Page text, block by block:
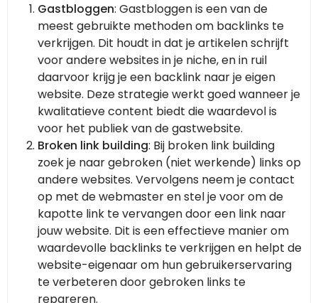
Gastbloggen: Gastbloggen is een van de
meest gebruikte methoden om backlinks te
verkrijgen. Dit houdt in dat je artikelen schrijft
voor andere websites in je niche, en in ruil
daarvoor krijg je een backlink naar je eigen
website. Deze strategie werkt goed wanneer je
kwalitatieve content biedt die waardevol is
voor het publiek van de gastwebsite.
Broken link building: Bij broken link building
zoek je naar gebroken (niet werkende) links op
andere websites. Vervolgens neem je contact
op met de webmaster en stel je voor om de
kapotte link te vervangen door een link naar
jouw website. Dit is een effectieve manier om
waardevolle backlinks te verkrijgen en helpt de
website-eigenaar om hun gebruikerservaring
te verbeteren door gebroken links te
repareren.